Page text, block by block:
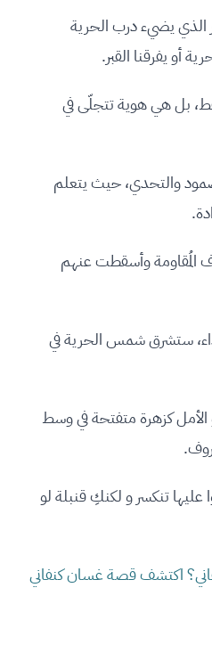
الذي يضيء درب الحرية
أو يفرقنا القبر.
بل هي هوية تتجلّى في
والتحدي، حيث يتعلم
وأسقطت عنهم
ستشرق شمس الحرية في
كزهرة متفتحة في وسط
تنكسر و لكنكِ قنبلة لو
اكتشف قصة غسان كنفاني